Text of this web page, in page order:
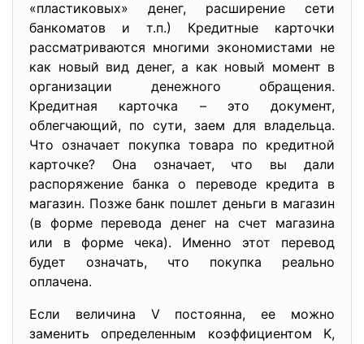
«пластиковых» денег, расширение сети
банкоматов и т.п.) Кредитные карточки
рассматриваются многими экономистами не
как новый вид денег, а как новый момент в
организации денежного обращения.
Кредитная карточка – это документ,
облегчающий, по сути, заем для владельца.
Что означает покупка товара по кредитной
карточке? Она означает, что вы дали
распоряжение банка о переводе кредита в
магазин. Позже банк пошлет деньги в магазин
(в форме перевода денег на счет магазина
или в форме чека). Именно этот перевод
будет означать, что покупка реально
оплачена.
Если величина V постоянна, ее можно
заменить определенным коэффициентом K,